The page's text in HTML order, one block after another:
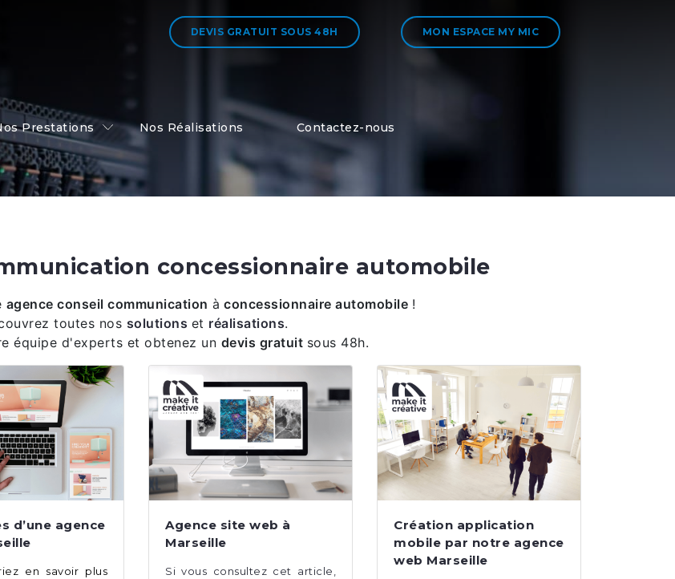
DEVIS GRATUIT SOUS 48H MON ESPACE MY MIC
Prestations Nos Réalisations Contactez-nous
concessionnaire automobile
agence conseil communication à concessionnaire automobile !
toutes nos solutions et réalisations.
équipe d'experts et obtenez un devis gratuit sous 48h.
d’une agence
en savoir plus
Agence site web à
Marseille
Si vous consultez cet article,
Création application
mobile par notre agence
web Marseille